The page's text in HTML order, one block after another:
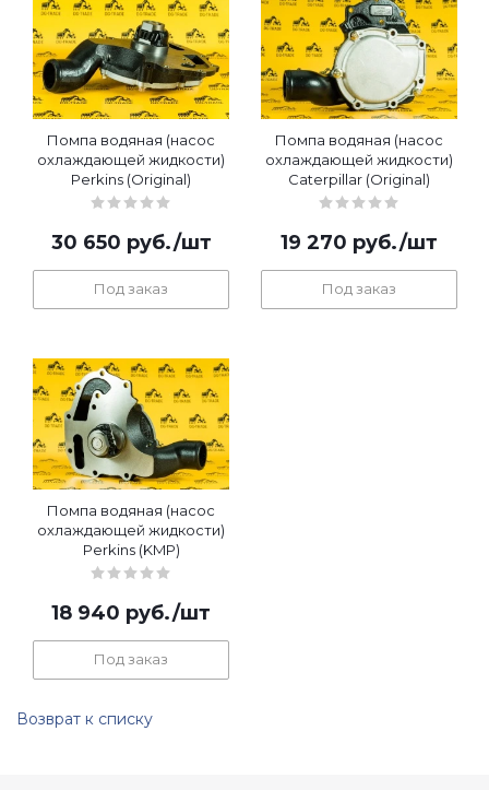
Помпа водяная (насос
охлаждающей жидкости)
Perkins (Original)
30 650 руб./шт
Под заказ
Помпа водяная (насос
охлаждающей жидкости)
Caterpillar (Original)
19 270 руб./шт
Под заказ
Помпа водяная (насос
охлаждающей жидкости)
Perkins (KMP)
18 940 руб./шт
Под заказ
Возврат к списку